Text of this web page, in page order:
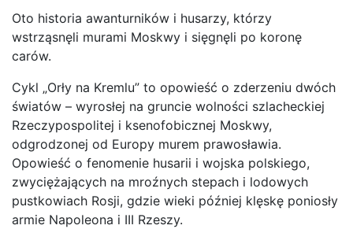
Oto historia awanturników i husarzy, którzy
wstrząsnęli murami Moskwy i sięgnęli po koronę
carów.
Cykl „Orły na Kremlu” to opowieść o zderzeniu dwóch
światów – wyrosłej na gruncie wolności szlacheckiej
Rzeczypospolitej i ksenofobicznej Moskwy,
odgrodzonej od Europy murem prawosławia.
Opowieść o fenomenie husarii i wojska polskiego,
zwyciężających na mroźnych stepach i lodowych
pustkowiach Rosji, gdzie wieki później klęskę poniosły
armie Napoleona i III Rzeszy.